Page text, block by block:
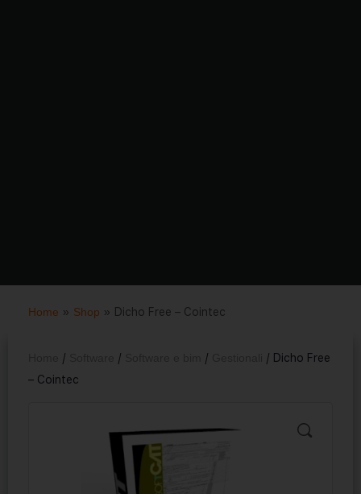
Home » Shop » Dicho Free – Cointec
/ / /
/ Dicho Free
– Cointec